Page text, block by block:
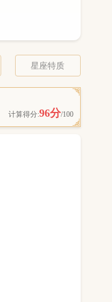
星座特质
计算得分:96分/100